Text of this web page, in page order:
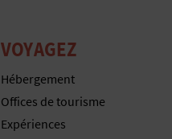
VOYAGEZ
Hébergement
Offices de tourisme
Expériences